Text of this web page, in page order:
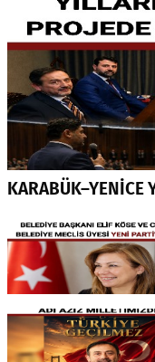
KARABÜK–YENİCE